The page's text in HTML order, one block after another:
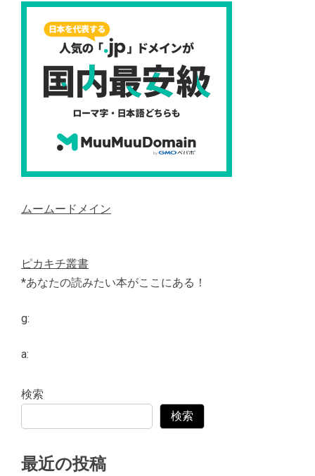
ムームードメイン
ピカキチ叢書
*あなたの読みたい本がここにある！
g:
a:
検索
検索
最近の投稿